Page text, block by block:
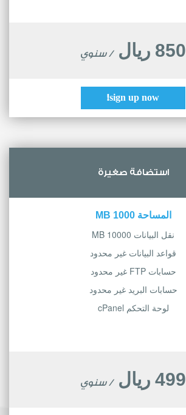
850 ريال / سنوي
sign up now!
استضافة صغيرة
المساحة 1000 MB
نقل البيانات 10000 MB
قواعد البيانات غير محدود
حسابات FTP غير محدود
حسابات البريد غير محدود
لوحة التحكم cPanel
499 ريال / سنوي